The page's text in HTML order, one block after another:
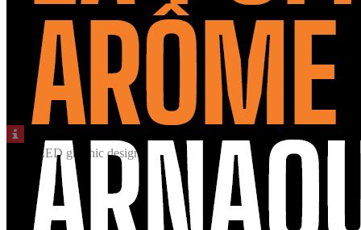
© ENZED graphic design